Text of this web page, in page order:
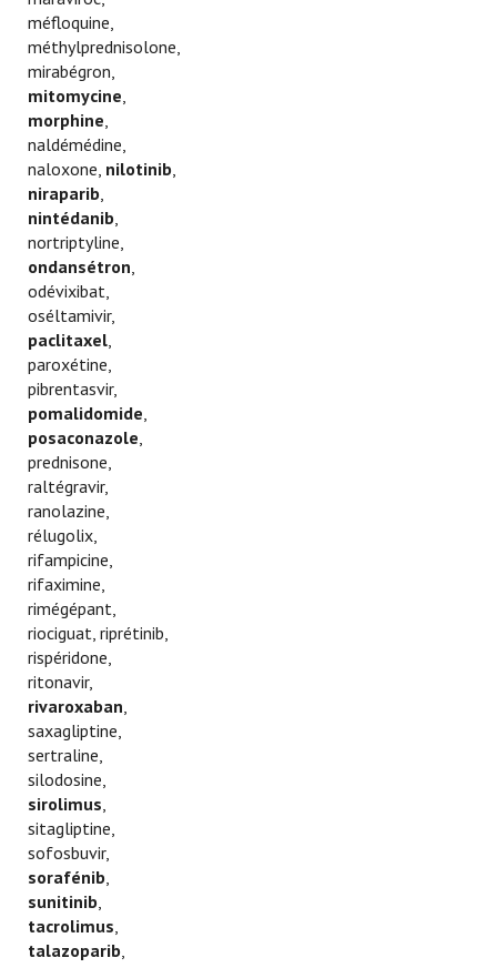
méfloquine,
méthylprednisolone,
mirabégron,
mitomycine
morphine
naldémédine,
naloxone, nilotinib
niraparib
nintédanib
nortriptyline,
ondansétron
odévixibat,
oséltamivir,
paclitaxel
paroxétine,
pibrentasvir,
pomalidomide
posaconazole
prednisone,
raltégravir,
ranolazine,
rélugolix,
rifampicine,
rifaximine,
rimégépant,
riociguat, riprétinib,
rispéridone,
ritonavir,
rivaroxaban
saxagliptine,
sertraline,
silodosine,
sirolimus
sitagliptine,
sofosbuvir,
sorafénib
sunitinib
tacrolimus
talazoparib